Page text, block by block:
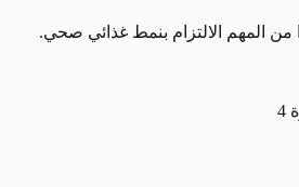
من المهم الالتزام بنمط غذائي صحي.